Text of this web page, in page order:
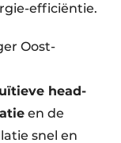
efficiëntie.
Oost-
head-
en de
snel en